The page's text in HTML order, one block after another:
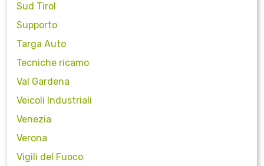
Sud Tirol
Supporto
Targa Auto
Tecniche ricamo
Val Gardena
Veicoli Industriali
Venezia
Verona
Vigili del Fuoco